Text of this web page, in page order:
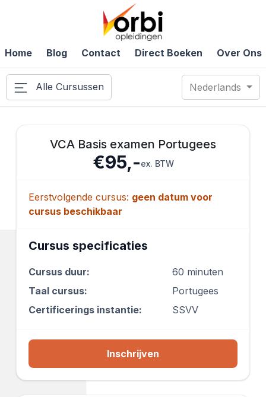
Home Blog Contact Direct Boeken Over Ons
Alle Cursussen Nederlands
VCA Basis examen Portugees
€95,-ex. BTW
Eerstvolgende cursus: geen datum voor
cursus beschikbaar
Cursus specificaties
Cursus duur:
60 minuten
Taal cursus:
Portugees
Certificerings instantie:
SSVV
Inschrijven